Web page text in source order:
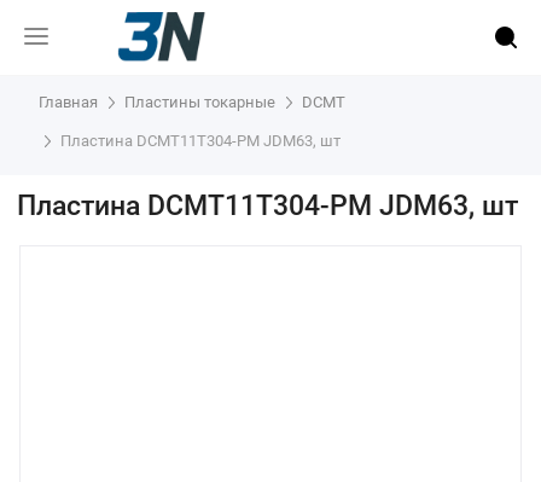
Главная Пластины токарные DCMT
Пластина DCMT11T304-PM JDM63, шт
Пластина DCMT11T304-PM JDM63, шт